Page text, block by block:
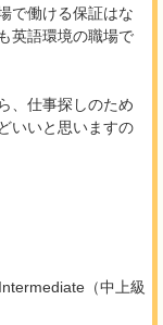
で働ける保証はな
英語環境の職場で
、仕事探しのため
いいと思いますの
（中上級